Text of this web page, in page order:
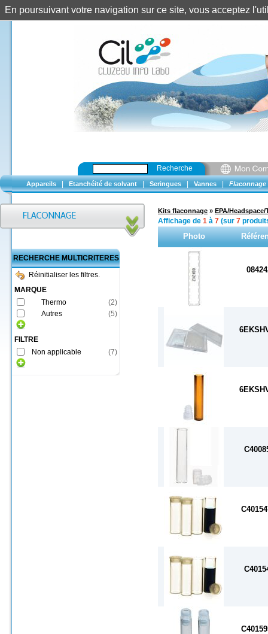
Recherche
Appareils Etanchéité de solvant Seringues Vannes Flaconnage
RECHERCHE MULTICRITERES
Réinitialiser les filtres.
MARQUE
Thermo
(2)
Autres
(5)
FILTRE
Non applicable
(7)
Kits flaconnage » EPA/Headspace/
Affichage de 1 à 7 (sur 7
Photo
En poursuivant votre navigation sur ce site, vous acceptez